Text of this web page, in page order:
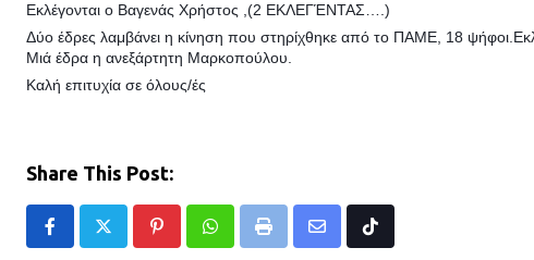
Εκλέγονται ο Βαγενάς Χρήστος ,(2 ΕΚΛΕΓΈΝΤΑΣ….)
Δύο έδρες λαμβάνει η κίνηση που στηρίχθηκε από το ΠΑΜΕ, 18
Μιά έδρα η ανεξάρτητη Μαρκοπούλου.
Καλή επιτυχία σε όλους/ές
Share This Post:
PinterestWhatsappPrint
Share
Tiktok